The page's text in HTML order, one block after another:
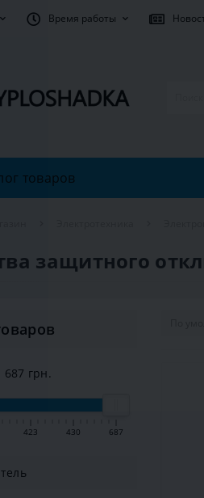
Время работы
товаров
защитного
687 грн.
423 430 687